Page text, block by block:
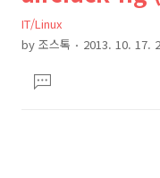
컨
텐
츠
목
IT/Linux
by 조스톡 2013. 10. 17.
문댓
글